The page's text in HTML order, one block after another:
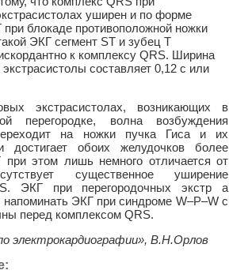
уширен и по форме
блокаде противоположной ножки
ЭКГ сегмент ST и зубец Т
к комплексу QRS. Ширина
составляет 0,12 с или
экстрасистолах, возникающих в
перегородке, волна возбуждения
на ножки пучка Гиса и их
достигает обоих желудочков более
при этом лишь немного отличается от
существенное уширение
ЭКГ при перегородочных экстр а
напоминать ЭКГ при синдроме W–Р–W с
перед комплексом QRS.
электрокардиографии», В.Н.Орлов